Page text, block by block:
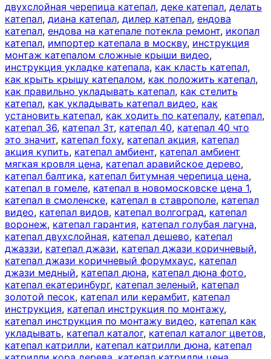
двухслойная черепица катепал, деке катепал, делать
катепал, диана катепал, дилер катепал, ендова
катепал, ендова на катепале потекла ремонт, икопал
катепал, импортер катепала в москву, инструкция
монтаж катепалом сложные крыши видео,
инструкция укладке катепала, как класть катепал,
как крыть крышу катепалом, как положить катепал,
как правильно укладывать катепал, как стелить
катепал, как укладывать катепал видео, как
установить катепал, как ходить по катепалу, катепал,
катепал 36, катепал 3т, катепал 40, катепал 40 что
это значит, катепал foxy, катепал акция, катепал
акция купить, катепал амбиент, катепал амбиент
мягкая кровля цена, катепал аравийское дерево,
катепал балтика, катепал битумная черепица цена,
катепал в гомеле, катепал в новомосковске цена 1,
катепал в смоленске, катепал в ставрополе, катепал
видео, катепал видов, катепал волгоград, катепал
воронеж, катепал гарантия, катепал голубая лагуна,
катепал двухслойная, катепал дешево, катепал
джаззи, катепал джази, катепал джази коричневый,
катепал джази коричневый форумхаус, катепал
джази медный, катепал дюна, катепал дюна фото,
катепал екатеринбург, катепал зеленый, катепал
золотой песок, катепал или керамбит, катепал
инструкция, катепал инструкция по монтажу,
катепал инструкция по монтажу видео, катепал как
укладывать, катепал каталог, катепал каталог цветов,
катепал катрилли, катепал катрилли дюна, катепал